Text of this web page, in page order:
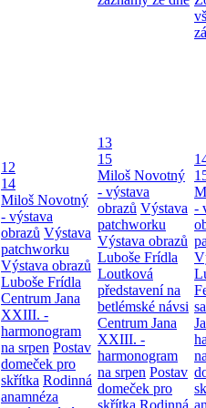
12
14
Miloš Novotný
- výstava
obrazů Výstava
patchworku
Výstava obrazů
Luboše Frídla
Centrum Jana
XXIII. -
harmonogram
na srpen Postav
domeček pro
skřítka Rodinná
anamnéza
13
15
Miloš Novotný
- výstava
obrazů Výstava
patchworku
Výstava obrazů
Luboše Frídla
Loutková
představení na
betlémské návsi
Centrum Jana
XXIII. -
harmonogram
na srpen Postav
domeček pro
skřítka Rodinná
-